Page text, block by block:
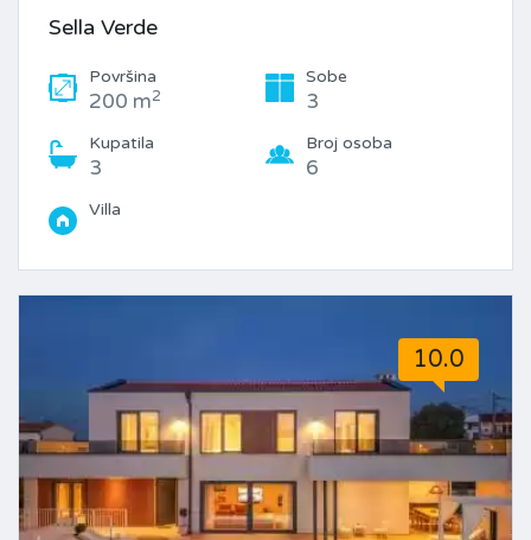
Sella Verde
Površina
200 m2
Sobe
3
Kupatila
3
Broj osoba
6
Villa
10.0